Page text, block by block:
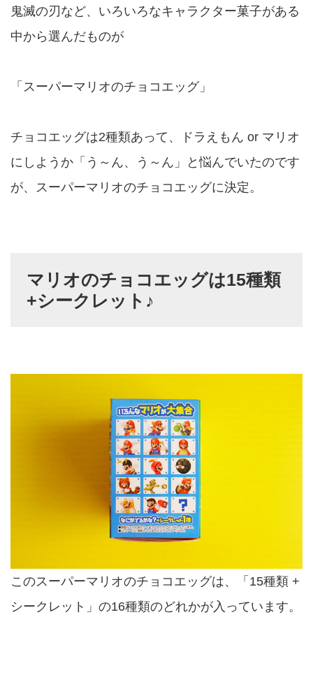
鬼滅の刃など、いろいろなキャラクター菓子がある
中から選んだものが
「スーパーマリオのチョコエッグ」
チョコエッグは2種類あって、ドラえもん or マリオ
にしようか「う～ん、う～ん」と悩んでいたのです
が、スーパーマリオのチョコエッグに決定。
マリオのチョコエッグは15種類
+シークレット♪
このスーパーマリオのチョコエッグは、「15種類 +
シークレット」の16種類のどれかが入っています。